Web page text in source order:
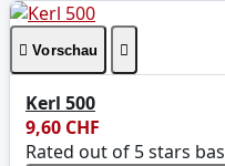
 Vorschau 
Kerl 500
9,60 CHF
Rated out of 5 stars